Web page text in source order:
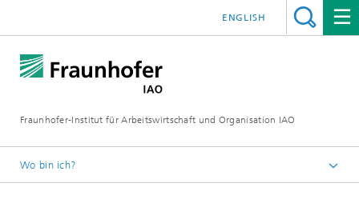
Fraunhofer-Institut für Arbeitswirtschaft und Organisation IAO
ENGLISH
Wo bin ich?